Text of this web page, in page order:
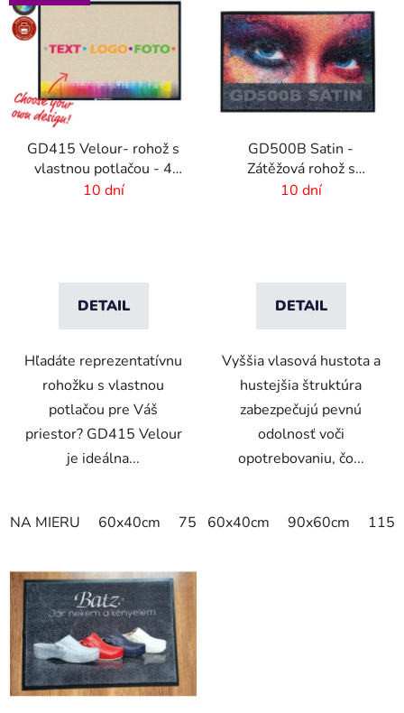
GD415 Velour- rohož s
vlastnou potlačou - 4
mm vlas
10 dní
DETAIL
Hľadáte reprezentatívnu
rohožku s vlastnou
potlačou pre Váš
priestor? GD415 Velour
je ideálna...
NA MIERU 60x40cm 75x50cm 75x60cm 85x60cm
GD500B Satin -
Zátěžová rohož s
digitálnou potlačou a
10 dní
DETAIL
Vyššia vlasová hustota a
hustejšia štruktúra
zabezpečujú pevnú
odolnosť voči
opotrebovaniu, čo...
60x40cm 90x60cm